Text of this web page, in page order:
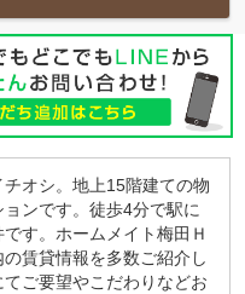
オシ。地上15階建ての物
ンです。徒歩4分で駅に
す。ホームメイト梅田Ｈ
賃貸情報を多数ご紹介し
ご要望やこだわりなどお